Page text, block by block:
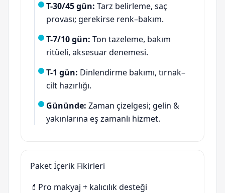
T-30/45 gün: Tarz belirleme, saç
provası; gerekirse renk–bakım.
T-7/10 gün: Ton tazeleme, bakım
ritüeli, aksesuar denemesi.
T-1 gün: Dinlendirme bakımı, tırnak–
cilt hazırlığı.
Gününde: Zaman çizelgesi; gelin &
yakınlarına eş zamanlı hizmet.
Paket İçerik Fikirleri
💄 Pro makyaj + kalıcılık desteği